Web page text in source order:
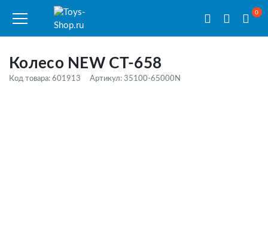
0
Колесо NEW СТ-658
Код товара: 601913 Артикул: 35100-65000N